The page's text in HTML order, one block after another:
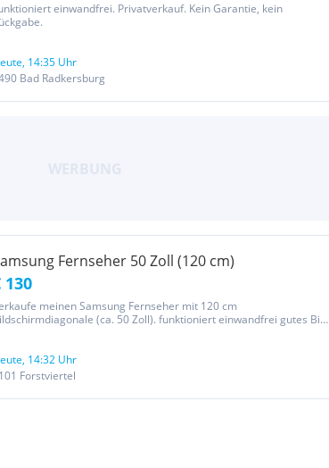
einwandfrei. Privatverkauf. Kein Garantie, kein
14:35 Uhr
Bad Radkersburg
Fernseher 50 Zoll (120 cm)
130
meinen Samsung Fernseher mit 120 cm
(ca. 50 Zoll). funktioniert einwandfrei gutes Bild
aber...
14:32 Uhr
Forstviertel